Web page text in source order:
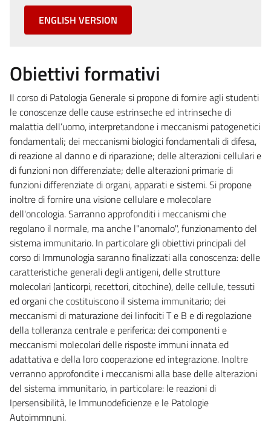
ENGLISH VERSION
Obiettivi formativi
Il corso di Patologia Generale si propone di fornire agli studenti
le conoscenze delle cause estrinseche ed intrinseche di
malattia dell’uomo, interpretandone i meccanismi patogenetici
fondamentali; dei meccanismi biologici fondamentali di difesa,
di reazione al danno e di riparazione; delle alterazioni cellulari e
di funzioni non differenziate; delle alterazioni primarie di
funzioni differenziate di organi, apparati e sistemi. Si propone
inoltre di fornire una visione cellulare e molecolare
dell'oncologia. Sarranno approfonditi i meccanismi che
regolano il normale, ma anche l"anomalo", funzionamento del
sistema immunitario. In particolare gli obiettivi principali del
corso di Immunologia saranno finalizzati alla conoscenza: delle
caratteristiche generali degli antigeni, delle strutture
molecolari (anticorpi, recettori, citochine), delle cellule, tessuti
ed organi che costituiscono il sistema immunitario; dei
meccanismi di maturazione dei linfociti T e B e di regolazione
della tolleranza centrale e periferica: dei componenti e
meccanismi molecolari delle risposte immuni innata ed
adattativa e della loro cooperazione ed integrazione. Inoltre
verranno approfondite i meccanismi alla base delle alterazioni
del sistema immunitario, in particolare: le reazioni di
Ipersensibilità, le Immunodeficienze e le Patologie
Autoimmnuni.